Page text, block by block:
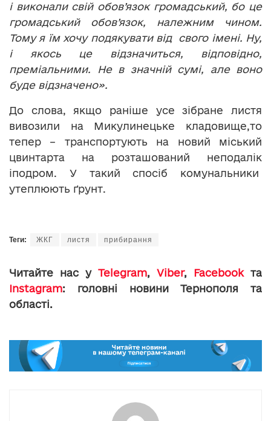
і виконали свій обов’язок громадський, бо це
громадський обов’язок, належним чином.
Тому я їм хочу подякувати від свого імені. Ну,
і якось це відзначиться, відповідно,
преміальними. Не в значній сумі, але воно
буде відзначено».
До слова, якщо раніше усе зібране листя
вивозили на Микулинецьке кладовище,то
тепер – транспортують на новий міський
цвинтарта на розташований неподалік
іподром. У такий спосіб комунальники
утеплюють ґрунт.
Теги: ЖКГ листя прибирання
Читайте нас у Telegram, Viber, Facebookта
Instagram: головні новини Тернополя та
області.